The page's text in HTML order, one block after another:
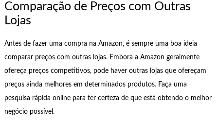
Comparação de Preços com Outras
Lojas
Antes de fazer uma compra na Amazon, é sempre uma boa ideia
comparar preços com outras lojas. Embora a Amazon geralmente
ofereça preços competitivos, pode haver outras lojas que ofereçam
preços ainda melhores em determinados produtos. Faça uma
pesquisa rápida online para ter certeza de que está obtendo o melhor
negócio possível.